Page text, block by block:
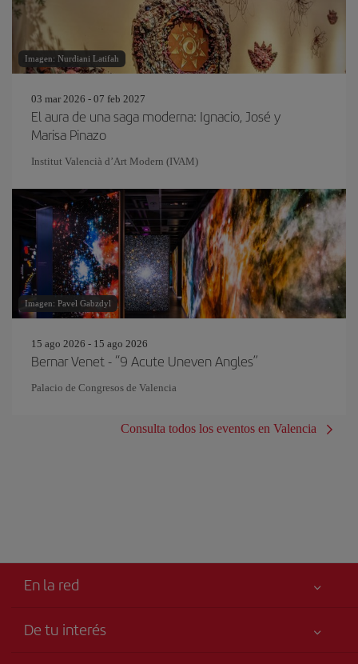
Imagen: Nurdiani Latifah
03 mar 2026 - 07 feb 2027
El aura de una saga moderna: Ignacio, José y
Marisa Pinazo
Institut Valencià d’Art Modern (IVAM)
Imagen: Pavel Gabzdyl
15 ago 2026 - 15 ago 2026
Bernar Venet - “9 Acute Uneven Angles”
Palacio de Congresos de Valencia
Consulta todos los eventos en Valencia
En la red
De tu interés